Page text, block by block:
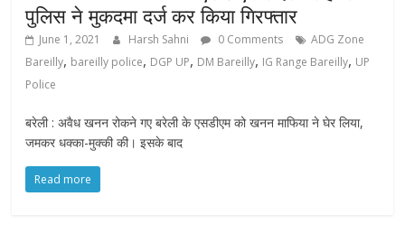
पुलिस ने मुकदमा दर्ज कर किया गिरफ्तार
June 1, 2021 Harsh Sahni 0 Comments
ADG Zone
Bareilly, bareilly police, DGP UP, DM Bareilly, IG Range Bareilly, UP
Police
बरेली : अवैध खनन रोकने गए बरेली के एसडीएम को खनन माफिया ने घेर लिया,
जमकर धक्का-मुक्की की। इसके बाद
Read more